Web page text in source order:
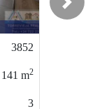
m2
/
Next